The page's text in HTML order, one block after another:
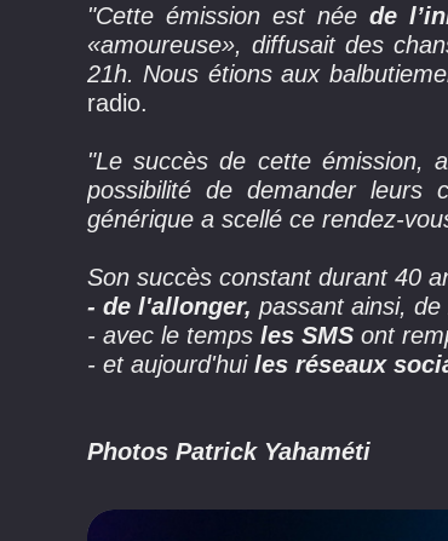
"Cette émission est néede
«amoureuse», diffusait des
21h. Nous étions aux
radio.
"Le succès de cette émission,
possibilité de demander leurs
générique a scellé ce rendez-
Son succès constant durant 40
- de l'allonger, passant ainsi,
- avec le temps les SMS ont
- et aujourd'huiles réseaux
Photos Patrick Yahaméti